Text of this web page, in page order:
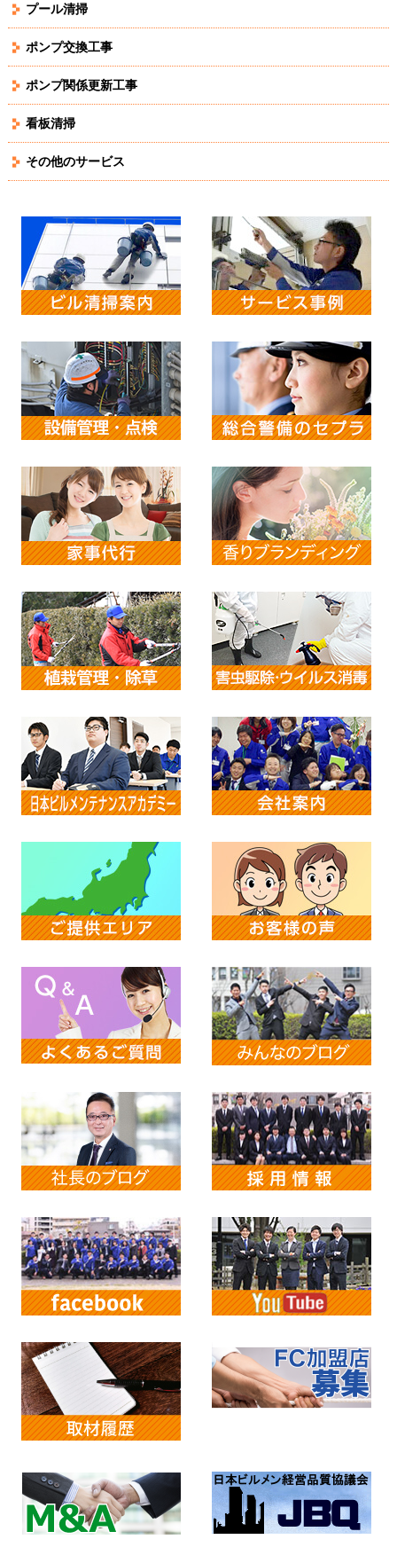
プール清掃
ポンプ交換工事
ポンプ関係更新工事
看板清掃
その他のサービス